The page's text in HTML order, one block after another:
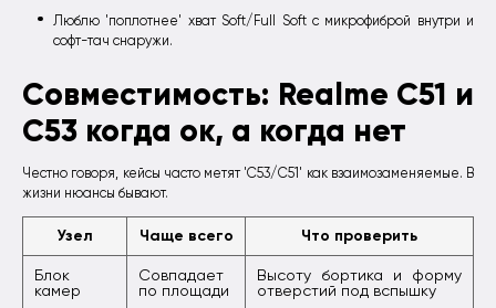
Люблю 'поплотнее' хват Soft/Full Soft с микрофиброй внутри и
софт-тач снаружи.
Совместимость: Realme C51 и
C53 когда ок, а когда нет
Честно говоря, кейсы часто метят 'C53/C51' как взаимозаменяемые. В
жизни нюансы бывают.
Узел Чаще всего Что проверить
Блок
камер
Совпадает
по площади
Высоту бортика и форму
отверстий под вспышку